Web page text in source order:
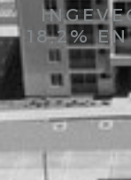
18,2%